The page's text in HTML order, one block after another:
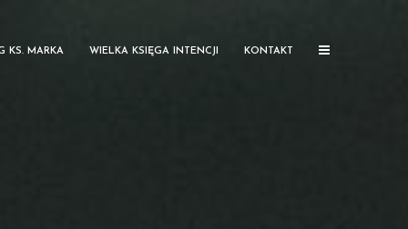
KS. MARKA WIELKA KSIĘGA INTENCJI KONTAKT